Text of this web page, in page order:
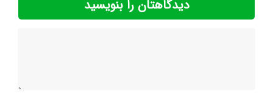
دیدگاهتان را بنویسید